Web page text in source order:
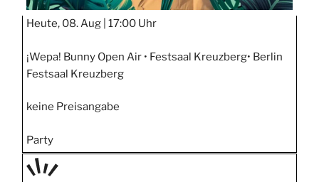
Heute, 08. Aug | 17:00 Uhr
¡Wepa! Bunny Open Air • Festsaal Kreuzberg• Berlin
Festsaal Kreuzberg
keine Preisangabe
Party